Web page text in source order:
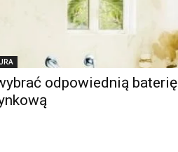
odpowiednią baterię